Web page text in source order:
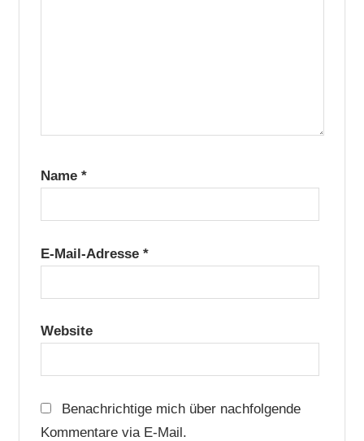
Name *
E-Mail-Adresse *
Website
Benachrichtige mich über nachfolgende
Kommentare via E-Mail.